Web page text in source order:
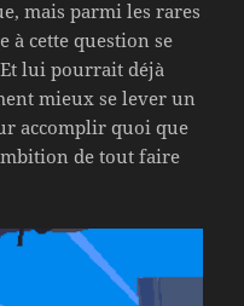
mais parmi les rares
à cette question se
lui pourrait déjà
mieux se lever un
accomplir quoi que
de tout faire